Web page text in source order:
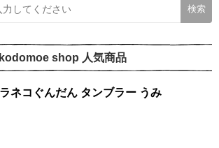
kodomoe shop 人気商品
ノラネコぐんだん タンブラー うみ